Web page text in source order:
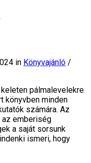
in Könyvajánló /
pálmalevelekre
könyvben minden
számára. Az
az emberiség
a saját sorsunk
ismeri, hogy